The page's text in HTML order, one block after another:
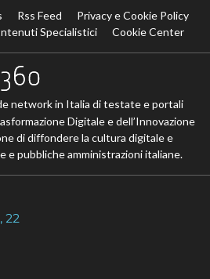
Rss Feed
Privacy e Cookie Policy
Specialistici
Cookie Center
network in Italia di testate e portali
Digitale e dell’Innovazione
di diffondere la cultura digitale e
e pubbliche amministrazioni italiane.
22